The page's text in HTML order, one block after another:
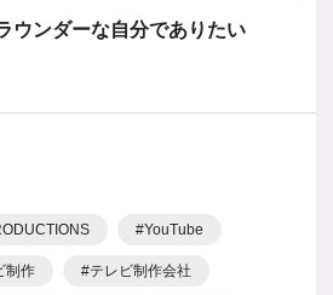
ウンダーな自分でありたい
YouTube
制作 テレビ制作会社